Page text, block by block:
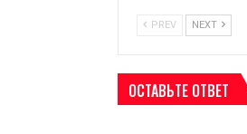
PREV NEXT
ОСТАВЬТЕ ОТВЕТ